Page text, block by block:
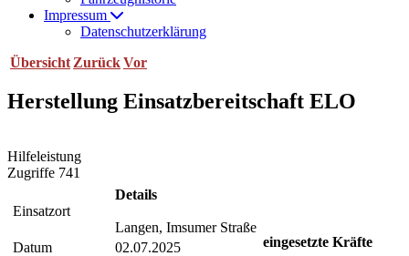
Impressum
Datenschutzerklärung
Übersicht ZurückVor
Herstellung Einsatzbereitschaft ELO
Hilfeleistung
Zugriffe 741
Einsatzort
Details
Langen, Imsumer Straße
Datum
02.07.2025
eingesetzte Kräfte